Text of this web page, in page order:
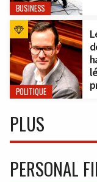
BUSINESS
POLITIQUE
PLUS
PERSONAL